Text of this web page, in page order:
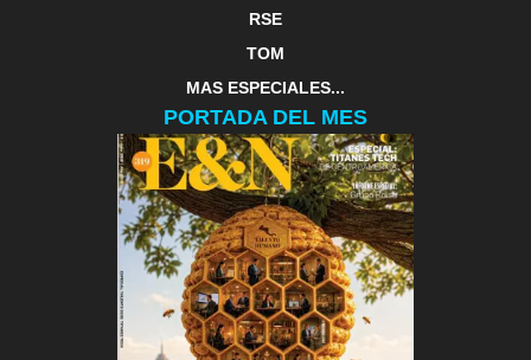
RSE
TOM
MAS ESPECIALES...
PORTADA DEL MES